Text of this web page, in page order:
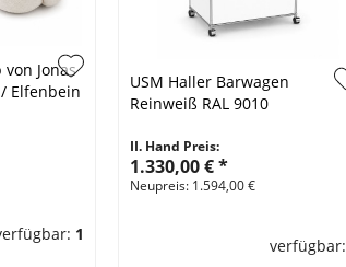
Jonas
Elfenbein
1
USM Haller Barwagen
Reinweiß RAL 9010
II. Hand Preis:
1.330,00 €*
Neupreis: 1.594,00 €
verfügbar: